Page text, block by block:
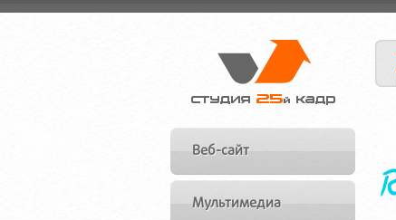
Веб-сайт
Мультимедиа